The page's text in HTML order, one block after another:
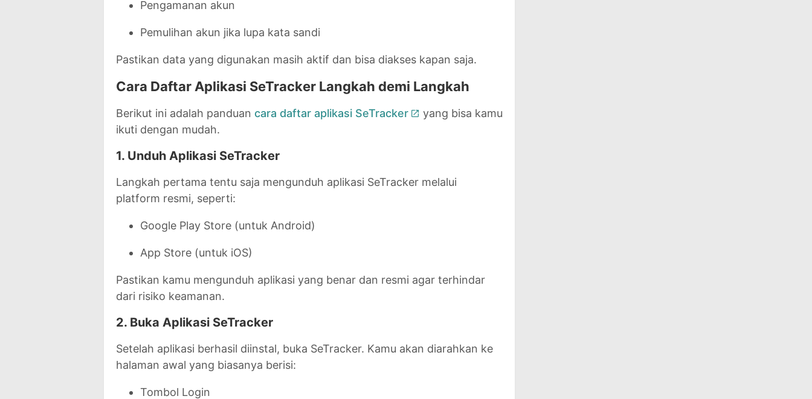
Pengamanan akun
Pemulihan akun jika lupa kata sandi
Pastikan data yang digunakan masih aktif dan bisa diakses kapan saja.
Cara Daftar Aplikasi SeTracker Langkah demi Langkah
Berikut ini adalah panduan cara daftar aplikasi SeTracker
yang bisa kamu
ikuti dengan mudah.
1. Unduh Aplikasi SeTracker
Langkah pertama tentu saja mengunduh aplikasi SeTracker melalui
platform resmi, seperti:
Google Play Store (untuk Android)
App Store (untuk iOS)
Pastikan kamu mengunduh aplikasi yang benar dan resmi agar terhindar
dari risiko keamanan.
2. Buka Aplikasi SeTracker
Setelah aplikasi berhasil diinstal, buka SeTracker. Kamu akan diarahkan ke
halaman awal yang biasanya berisi:
Tombol Login